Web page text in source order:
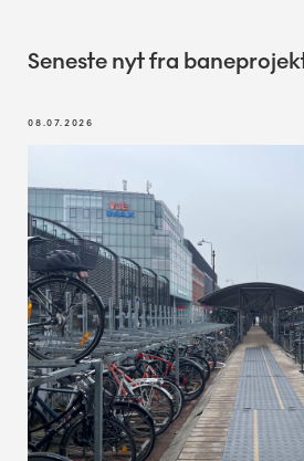
Seneste nyt fra
08.07.2026